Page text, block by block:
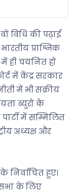
विधि की पढ़ाई
प्राश्निक
ही चयनित हो
में केंद्र सरकार
में भी सक्रीय
ब्युरो के
पार्टी में सम्मिलित
अध्यक्ष और
निर्वाचित हुए।
सभा के लिए